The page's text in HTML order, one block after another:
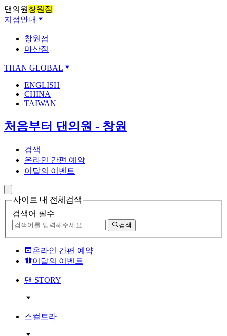
댄의원 창원점
지점안내
창원점
마산점
THAN GLOBAL
ENGLISH
CHINA
TAIWAN
처음부터 댄의원 - 창원
검색
온라인 간편 예약
이달의 이벤트
사이트 내 전체검색
검색어 필수
검색
온라인 간편 예약
이달의 이벤트
댄 STORY
스컬트라